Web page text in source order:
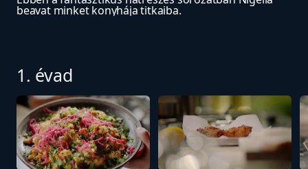
beavat minket konyhája titkaiba.
1. évad